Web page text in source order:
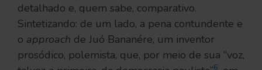
detalhado e, quem sabe, comparativo.
Sintetizando: de um lado, a pena contundente e
o approach de Juó Bananére, um inventor
prosódico, polemista, que, por meio de sua “voz,
6